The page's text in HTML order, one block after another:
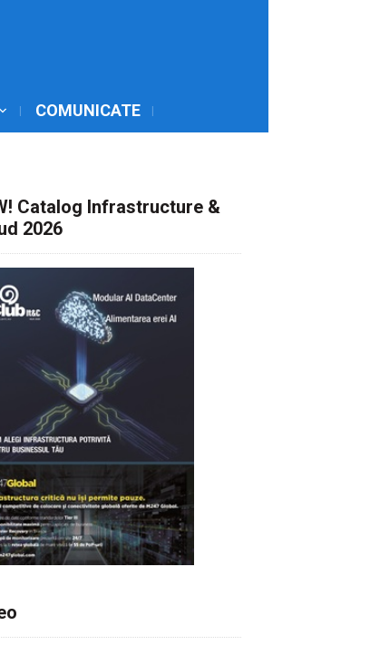
COMUNICATE
Catalog Infrastructure &
2026